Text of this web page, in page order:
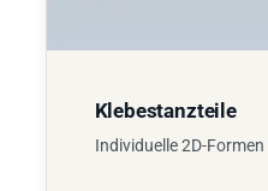
Klebestanzteile
Individuelle 2D-Formen